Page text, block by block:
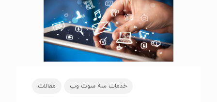
خدمات سه سوت وب مقالات